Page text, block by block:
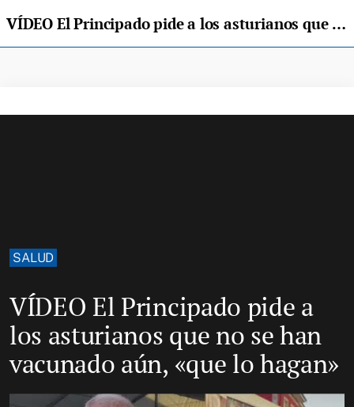
VÍDEO El Principado pide a los asturianos que no se han vacunado aún, «que lo hagan»
SALUD
VÍDEO El Principado pide a
los asturianos que no se han
vacunado aún, «que lo hagan»